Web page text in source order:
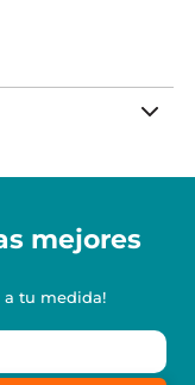
mejores
a tu medida!